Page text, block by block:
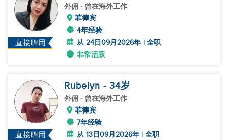
直接聘用
外佣 - 曾在海外工作
菲律宾
4年经验
从 24日09月2026年 | 全职
非常活跃
直接聘用
Rubelyn - 34岁
外佣 - 曾在海外工作
菲律宾
7年经验
从 13日09月2026年 | 全职